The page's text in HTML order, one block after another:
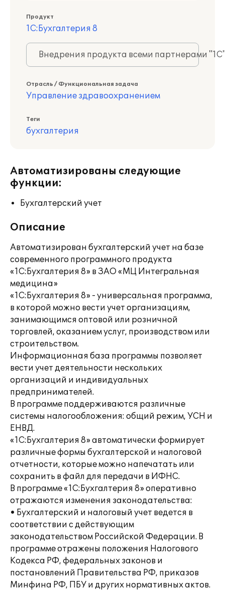
Продукт
1С:Бухгалтерия 8
Внедрения продукта всеми партнерами
Отрасль / Функциональная задача
Управление здравоохранением
Теги
бухгалтерия
Автоматизированы следующие
функции:
Бухгалтерский учет
Описание
Автоматизирован бухгалтерский учет на базе
современного программного продукта
«1С:Бухгалтерия 8» в ЗАО «МЦ Интегральная
медицина»
«1С:Бухгалтерия 8» - универсальная программа,
в которой можно вести учет организациям,
занимающимся оптовой или розничной
торговлей, оказанием услуг, производством или
строительством.
Информационная база программы позволяет
вести учет деятельности нескольких
организаций и индивидуальных
предпринимателей.
В программе поддерживаются различные
системы налогообложения: общий режим, УСН и
ЕНВД.
«1С:Бухгалтерия 8» автоматически формирует
различные формы бухгалтерской и налоговой
отчетности, которые можно напечатать или
сохранить в файл для передачи в ИФНС.
В программе «1С:Бухгалтерия 8» оперативно
отражаются изменения законодательства:
• Бухгалтерский и налоговый учет ведется в
соответствии с действующим
законодательством Российской Федерации. В
программе отражены положения Налогового
Кодекса РФ, федеральных законов и
постановлений Правительства РФ, приказов
Минфина РФ, ПБУ и других нормативных актов.